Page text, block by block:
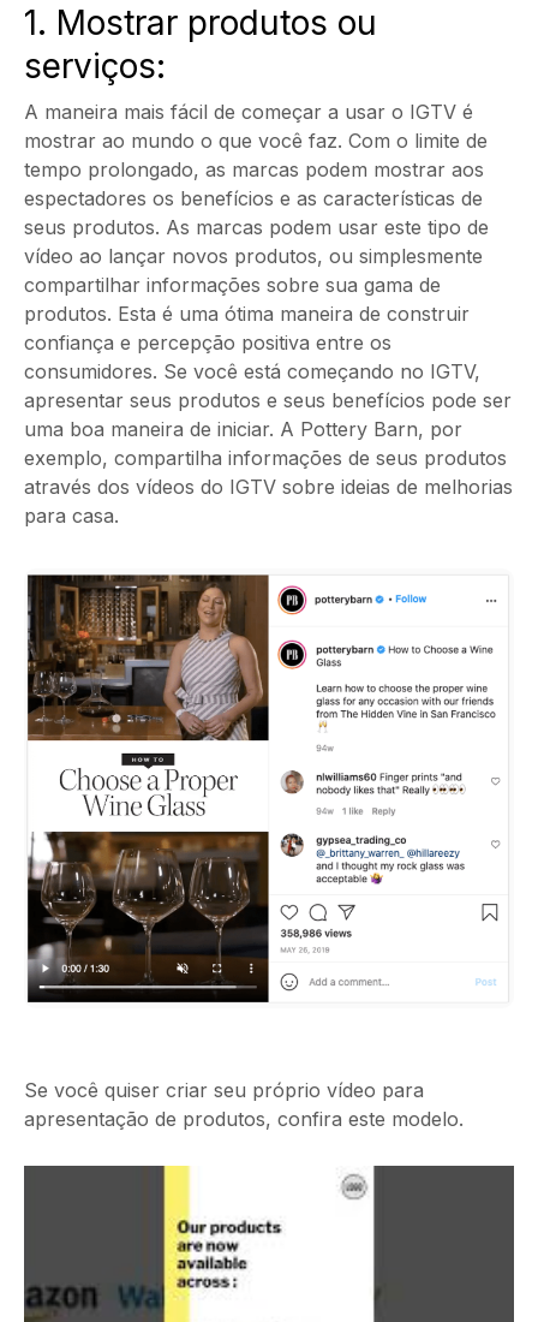
1. Mostrar produtos ou
serviços:
A maneira mais fácil de começar a usar o IGTV é
mostrar ao mundo o que você faz. Com o limite de
tempo prolongado, as marcas podem mostrar aos
espectadores os benefícios e as características de
seus produtos. As marcas podem usar este tipo de
vídeo ao lançar novos produtos, ou simplesmente
compartilhar informações sobre sua gama de
produtos. Esta é uma ótima maneira de construir
confiança e percepção positiva entre os
consumidores. Se você está começando no IGTV,
apresentar seus produtos e seus benefícios pode ser
uma boa maneira de iniciar. A Pottery Barn, por
exemplo, compartilha informações de seus produtos
através dos vídeos do IGTV sobre ideias de melhorias
para casa.
Se você quiser criar seu próprio vídeo para
apresentação de produtos, confira este modelo.